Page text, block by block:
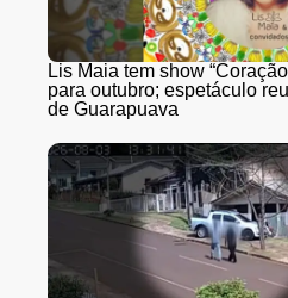
Lis Maia tem show
para outubro; espetáculo
de Guarapuava